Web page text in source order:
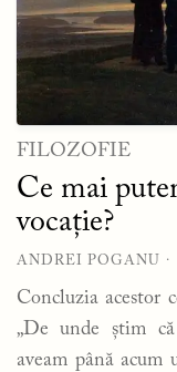
FILOZOFIE
Ce mai
vocație?
ANDREI POGANU
Concluzia acestor
„De unde știm
aveam până acum